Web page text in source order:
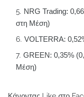
NRG Trading:
στη Μέση)
VOLTERRA:
GREEN: 0,35%
Μέση)